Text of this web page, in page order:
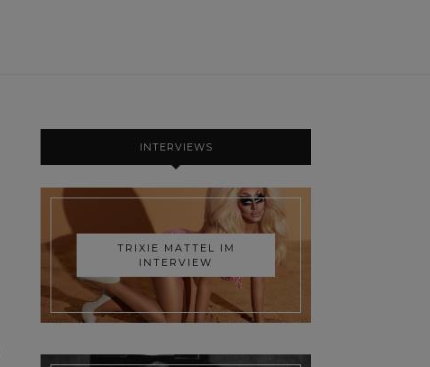
INTERVIEWS
TRIXIE MATTEL IM
INTERVIEW